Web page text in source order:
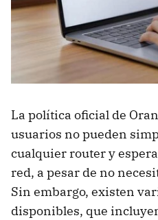
La política oficial de
usuarios no pueden
cualquier router y
red, a pesar de no
Sin embargo, existen
disponibles, que